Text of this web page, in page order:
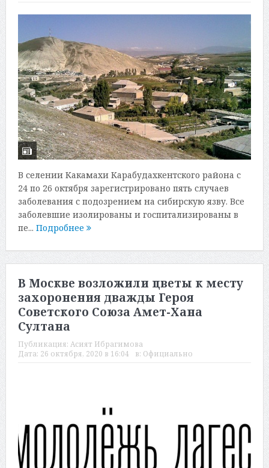
В селении Какамахи Карабудахкентского района с
24 по 26 октября зарегистрировано пять случаев
заболевания с подозрением на сибирскую язву. Все
заболевшие изолированы и госпитализированы в
пе... Подробнее
В Москве возложили цветы к месту
захоронения дважды Героя
Советского Союза Амет-Хана
Султана
Публикация: Асият Ибрагимова
Дата: 26 октября, 2020 в 16:04 в: Официально